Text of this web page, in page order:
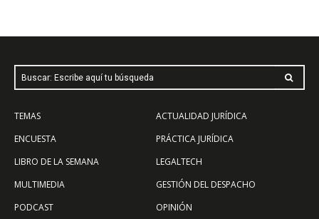
Buscar: Escribe aquí tu búsqueda
TEMAS
ENCUESTA
LIBRO DE LA SEMANA
MULTIMEDIA
PODCAST
ACTUALIDAD JURÍDICA
PRÁCTICA JURÍDICA
LEGALTECH
GESTIÓN DEL DESPACHO
OPINIÓN